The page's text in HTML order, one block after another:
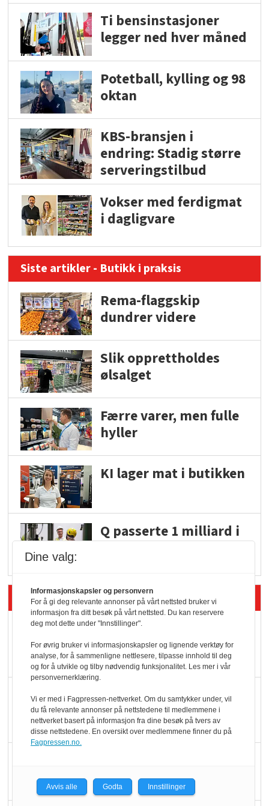
Ti bensinstasjoner
legger ned hver måned
Potetball, kylling og 98
oktan
KBS-bransjen i
endring: Stadig større
serveringstilbud
Vokser med ferdigmat
i dagligvare
Siste artikler - Butikk i praksis
Rema-flaggskip
dundrer videre
Slik opprettholdes
ølsalget
Færre varer, men fulle
hyller
KI lager mat i butikken
Q passerte 1 milliard i
Siste artikler - Økologisk
Kolonihagens norske
yoghurt: Trues av
melkemangel
Marit Kolby vant
Økologisk Norge sin
hederspris
økologisk i butikkhylla
Dine valg:
Informasjonskapsler og personvern
For å gi deg relevante annonser på vårt nettsted bruker vi
informasjon fra ditt besøk på vårt nettsted. Du kan reservere
deg mot dette under "Innstillinger".
For øvrig bruker vi informasjonskapsler og lignende verktøy for
analyse, for å sammenligne nettlesere, tilpasse innhold til deg
og for å utvikle og tilby nødvendig funksjonalitet. Les mer i vår
personvernerklæring.
Vi er med i Fagpressen-nettverket. Om du samtykker under, vil
du få relevante annonser på nettstedene til medlemmene i
nettverket basert på informasjon fra dine besøk på tvers av
disse nettstedene. En oversikt over medlemmene finner du på
Fagpressen.no.
Avvis alle Godta Innstillinger